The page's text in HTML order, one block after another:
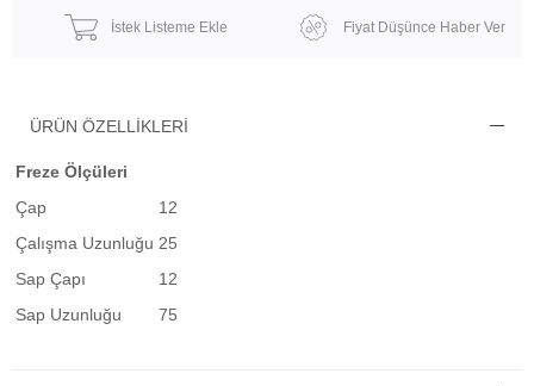
İstek Listeme Ekle Fiyat Düşünce Haber Ver
ÜRÜN ÖZELLIKLERI
Freze Ölçüleri
Çap
12
Çalışma Uzunluğu 25
Sap Çapı
12
Sap Uzunluğu
75